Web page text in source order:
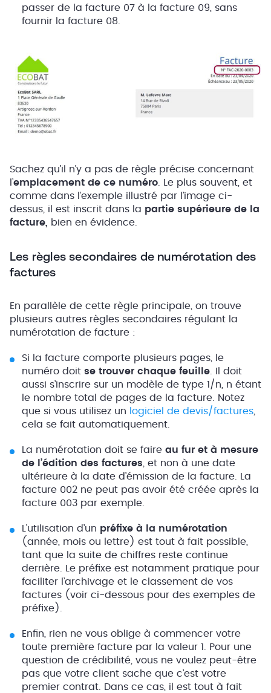
passer de la facture 07 à la facture 09, sans
fournir la facture 08.
Sachez qu’il n’y a pas de règle précise concernant
l’emplacement de ce numéro. Le plus souvent, et
comme dans l’exemple illustré par l’image ci-
dessus, il est inscrit dans la partie supérieure de la
facture, bien en évidence.
Les règles secondaires de numérotation des
factures
En parallèle de cette règle principale, on trouve
plusieurs autres règles secondaires régulant la
numérotation de facture :
Si la facture comporte plusieurs pages, le
numéro doit se trouver chaque feuille. Il doit
aussi s’inscrire sur un modèle de type 1/n, n étant
le nombre total de pages de la facture. Notez
que si vous utilisez un
logiciel de devis/factures,
cela se fait automatiquement.
La numérotation doit se faire au fur et à mesure
de l’édition des factures, et non à une date
ultérieure à la date d’émission de la facture. La
facture 002 ne peut pas avoir été créée après la
facture 003 par exemple.
L’utilisation d’un préfixe à la numérotation
(année, mois ou lettre) est tout à fait possible,
tant que la suite de chiffres reste continue
derrière. Le préfixe est notamment pratique pour
faciliter l’archivage et le classement de vos
factures (voir ci-dessous pour des exemples de
préfixe).
Enfin, rien ne vous oblige à commencer votre
toute première facture par la valeur 1. Pour une
question de crédibilité, vous ne voulez peut-être
pas que votre client sache que c’est votre
premier contrat. Dans ce cas, il est tout à fait